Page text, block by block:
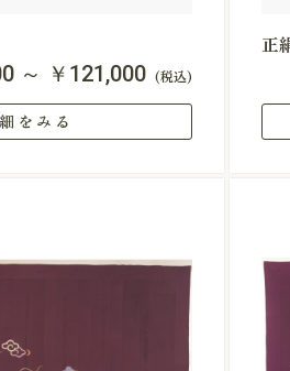
～ ￥121,000 (税込)
をみる
正